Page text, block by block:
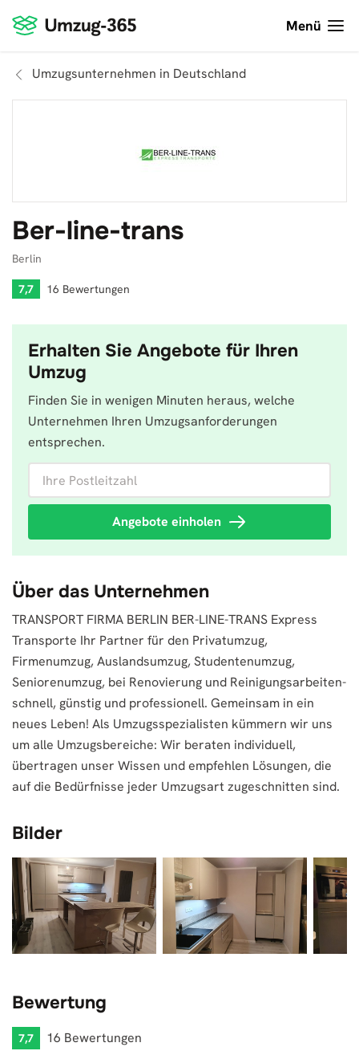
Menü
Umzugsunternehmen in Deutschland
Ber-line-trans
Berlin
7,7 16 Bewertungen
Erhalten Sie Angebote für Ihren
Umzug
Finden Sie in wenigen Minuten heraus, welche
Unternehmen Ihren Umzugsanforderungen
entsprechen.
Angebote einholen
Über das Unternehmen
TRANSPORT FIRMA BERLIN BER-LINE-TRANS Express
Transporte Ihr Partner für den Privatumzug,
Firmenumzug, Auslandsumzug, Studentenumzug,
Seniorenumzug, bei Renovierung und Reinigungsarbeiten-
schnell, günstig und professionell. Gemeinsam in ein
neues Leben! Als Umzugsspezialisten kümmern wir uns
um alle Umzugsbereiche: Wir beraten individuell,
übertragen unser Wissen und empfehlen Lösungen, die
auf die Bedürfnisse jeder Umzugsart zugeschnitten sind.
Bilder
Bewertung
7,7 16 Bewertungen